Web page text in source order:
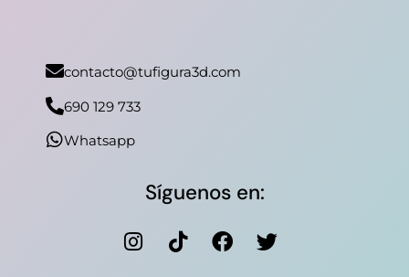
contacto@tufigura3d.com
690 129 733
Whatsapp
Síguenos en: